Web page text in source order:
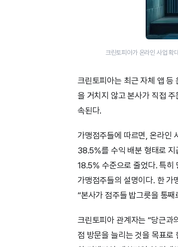
크린토피아가 온라인 사업 확
크린토피아는 최근 자체 앱 등
을 거치지 않고 본사가 직접
속된다.
가맹점주들에 따르면, 온라인
38.5%를 수익 배분 형태로 지
18.5% 수준으로 줄었다. 특히
가맹점주들의 설명이다. 한 가
“본사가 점주들 밥그릇을 통
크린토피아 관계자는 “당근과
점 방문을 늘리는 것을 목표로